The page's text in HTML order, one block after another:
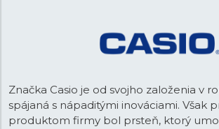
Značka Casio je od svojho založenia v
spájaná s nápaditými inováciami. Však
produktom firmy bol prsteň, ktorý